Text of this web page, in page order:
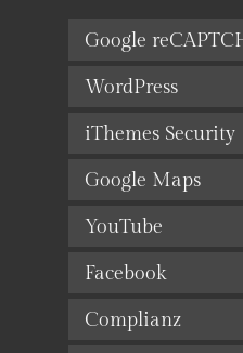
Google
WordPress
iThemes Security
Google Maps
YouTube
Facebook
Complianz